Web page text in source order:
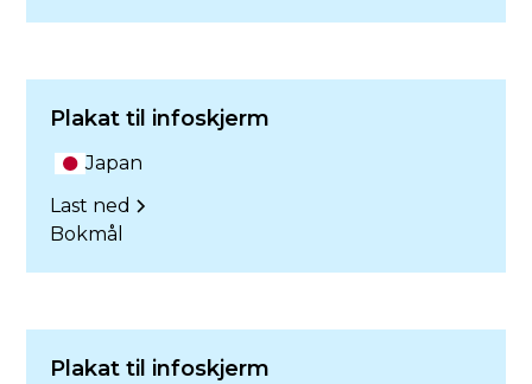
Plakat til infoskjerm
Japan
Last ned
Bokmål
Plakat til infoskjerm